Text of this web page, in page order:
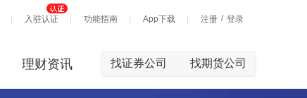
入驻认证 功能指南 App下载 注册 / 登录
理财资讯 找证券公司 找期货公司